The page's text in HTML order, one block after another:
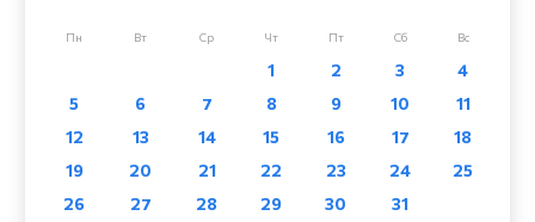
Пн Вт Ср Чт Пт Сб Вс
1 2 3
4
5
6 7 8 9 10
11
12
13 14 15 16 17
18
19
20 21 22 23 24
25
26
27 28 29 30 31